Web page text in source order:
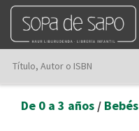
De 0 a 3 años / Bebés